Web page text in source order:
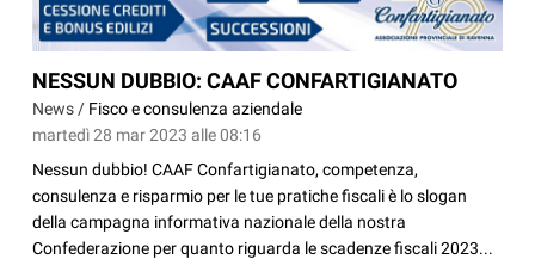
NESSUN DUBBIO: CAAF CONFARTIGIANATO
News / Fisco e consulenza aziendale
martedì 28 mar 2023 alle 08:16
Nessun dubbio! CAAF Confartigianato, competenza,
consulenza e risparmio per le tue pratiche fiscali è lo slogan
della campagna informativa nazionale della nostra
Confederazione per quanto riguarda le scadenze fiscali 2023...